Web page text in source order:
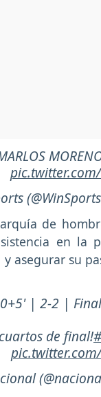
pic.twitter.com/
de
en la
asegurar su
| 2-2 |
de final!